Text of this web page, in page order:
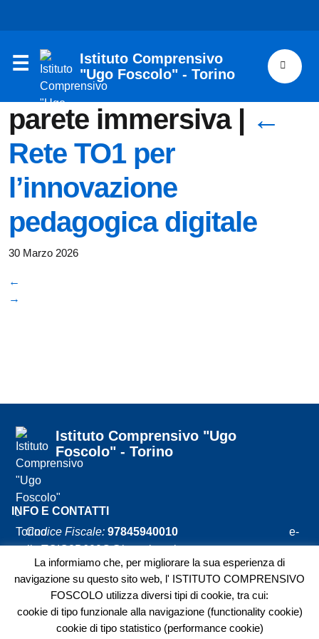
Istituto Comprensivo
"Ugo Foscolo" - Torino
parete immersiva | ←
Rete TO1 per
l’innovazione
pedagogica digitale
30 Marzo 2026
←
→
Istituto Comprensivo "Ugo
Foscolo" - Torino
INFO E CONTATTI
Codice Fiscale: 97845940010
e-
mail:TOIC8B600G@istruzione.it– pec:
TOIC8B600G@pec.istruzione.it
Codice univocoSDI:J5V252
Giuseppe Piazzi, 57 – 10129 TORINO
Tel.
011.011.67.050
La informiamo che, per migliorare la sua esperienza di
navigazione su questo sito web, l' ISTITUTO COMPRENSIVO
FOSCOLO utilizza diversi tipi di cookie, tra cui:
cookie di tipo funzionale alla navigazione (functionality cookie)
cookie di tipo statistico (performance cookie)